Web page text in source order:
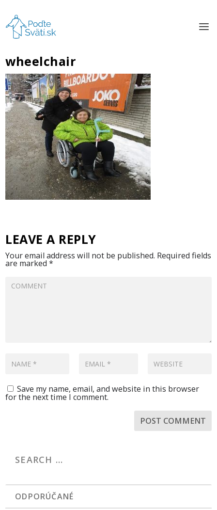
wheelchair
LEAVE A REPLY
Your email address will not be published. Required fields
are marked*
Save my name, email, and website in this browser
for the next time I comment.
ODPORÚČANÉ